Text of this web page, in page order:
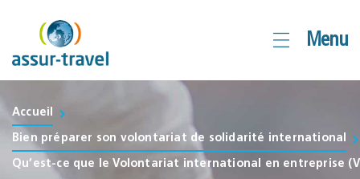
contenu
Menu
Accueil
Bien préparer son volontariat de solidarité international
Qu’est-ce que le Volontariat international en entreprise